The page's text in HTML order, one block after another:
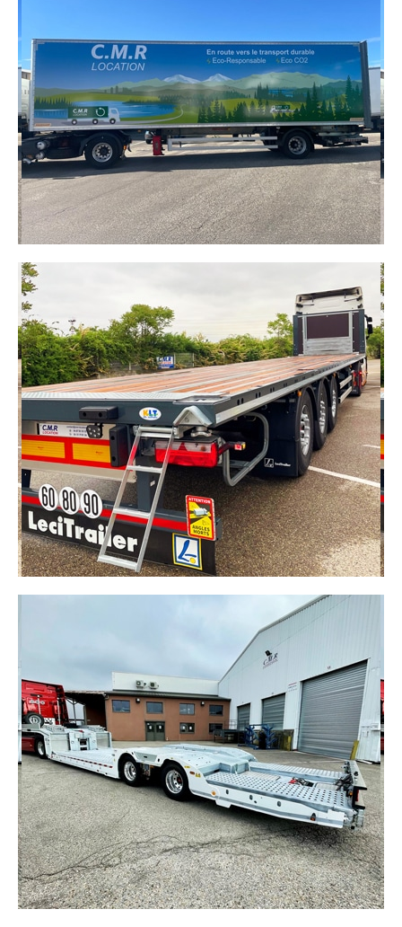
Une gamme de chariots élévateurs pour faciliter le
chargement, le déchargement et la manutention
de vos marchandises sur site.
DÉCOUVRIR
SEMI-REMORQUE CITY (1 À 2
ESSIEUX)
Conçue pour la distribution urbaine elle réponde à
la règlementation en centre ville. Ultra maniable
pour un passage facilité dans les zones ou rues
étroites à la ville ou à la montagne.
DÉCOUVRIR
SEMI REMORQUE PLATEAU
Idéale pour le transport de matériaux,
d’équipements ou de marchandises volumineuses,
elle facilite le chargement grâce à son accès direct
et son châssis extensible.
DÉCOUVRIR